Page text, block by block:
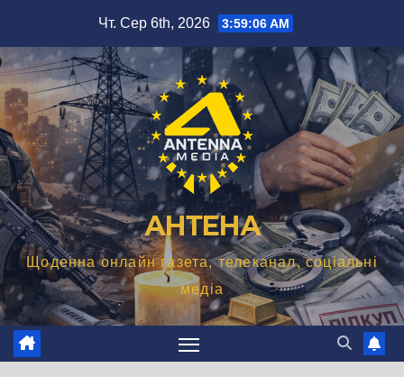
вмісту
Чт. Сер 6th, 2026 3:59:07 AM
АНТЕНА
Щоденна онлайн газета, телеканал, соціальні
медіа